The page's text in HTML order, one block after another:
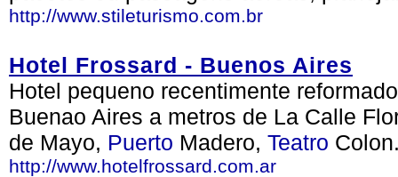
http://www.stileturismo.com.br
Hotel Frossard - Buenos Aires
Hotel pequeno recentimente
Buenao Aires a metros de La Calle
de Mayo, Puerto Madero, Teatro
http://www.hotelfrossard.com.ar